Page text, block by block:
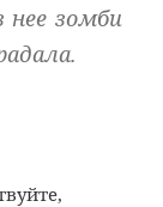
нее зомби